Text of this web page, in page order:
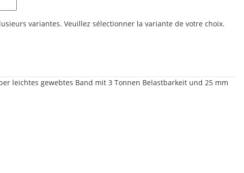
variantes. Veuillez sélectionner la variante de votre choix.
leichtes gewebtes Band mit 3 Tonnen Belastbarkeit und 25 mm